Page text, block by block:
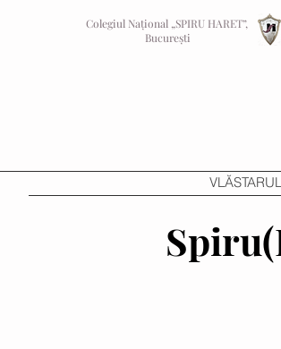
Colegiul Național „SPIRU HARET”,
București
VLĂSTARUL